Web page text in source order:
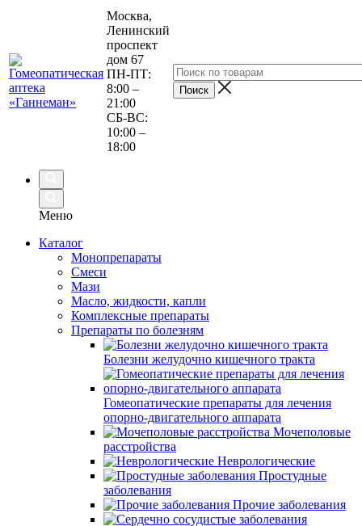
Москва,
Ленинский
проспект
дом 67
ПН-ПТ:
8:00 –
21:00
СБ-ВС:
10:00 –
18:00
Меню
Каталог
Монопрепараты
Смеси
Мази
Масло, жидкости, капли
Комплексные препараты
Препараты по болезням
Болезни желудочно кишечного тракта
Гомеопатические препараты для лечения
опорно-двигательного аппарата
Мочеполовые
расстройства
Неврологические
Простудные
заболевания
Прочие заболевания